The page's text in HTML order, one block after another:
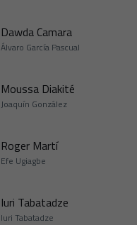
Dawda Camara
Álvaro García Pascual
Moussa Diakité
Joaquín González
Roger Martí
Efe Ugiagbe
Iuri Tabatadze
Iuri Tabatadze